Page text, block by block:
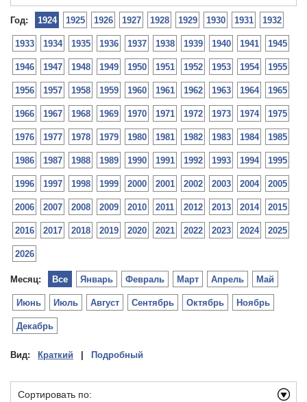
Год: 1924 1925 1926 1927 1928 1929 1930 1931 1932
1933 1934 1935 1936 1937 1938 1939 1940 1941 1945
1946 1947 1948 1949 1950 1951 1952 1953 1954 1955
1956 1957 1958 1959 1960 1961 1962 1963 1964 1965
1966 1967 1968 1969 1970 1971 1972 1973 1974 1975
1976 1977 1978 1979 1980 1981 1982 1983 1984 1985
1986 1987 1988 1989 1990 1991 1992 1993 1994 1995
1996 1997 1998 1999 2000 2001 2002 2003 2004 2005
2006 2007 2008 2009 2010 2011 2012 2013 2014 2015
2016 2017 2018 2019 2020 2021 2022 2023 2024 2025
2026
Месяц: Январь Февраль Март Апрель Май
Июнь Июль Август Сентябрь Октябрь Ноябрь
Декабрь
Все
Вид: Краткий Подробный
Сортировать по: